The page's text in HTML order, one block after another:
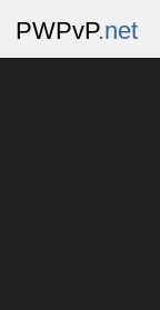
PWPvP.net